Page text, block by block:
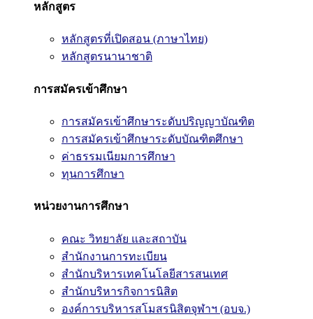
หลักสูตร
หลักสูตรที่เปิดสอน (ภาษาไทย)
หลักสูตรนานาชาติ
การสมัครเข้าศึกษา
การสมัครเข้าศึกษาระดับปริญญาบัณฑิต
การสมัครเข้าศึกษาระดับบัณฑิตศึกษา
ค่าธรรมเนียมการศึกษา
ทุนการศึกษา
หน่วยงานการศึกษา
คณะ วิทยาลัย และสถาบัน
สำนักงานการทะเบียน
สำนักบริหารเทคโนโลยีสารสนเทศ
สำนักบริหารกิจการนิสิต
องค์การบริหารสโมสรนิสิตจุฬาฯ (อบจ.)